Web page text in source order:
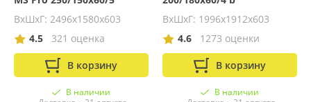
ВхШхГ: 2496x1580x603
4.5
321 оценка
В корзину
В наличии
ВхШхГ: 1996x1912x603
4.6
1273 оценки
В корзину
В наличии